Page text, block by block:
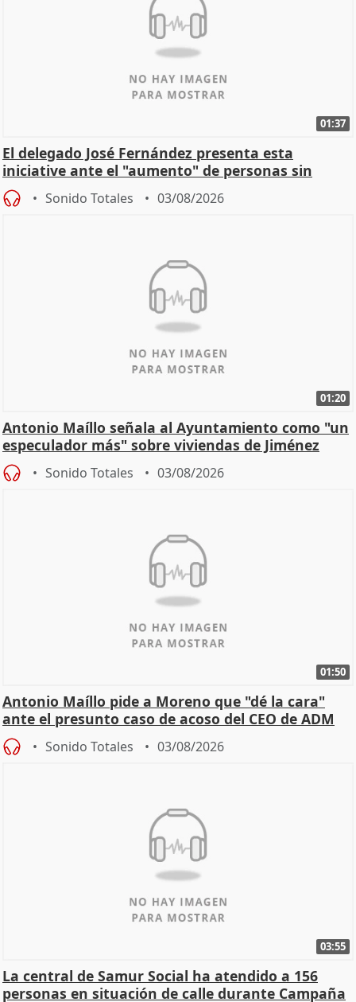
01:37
El delegado José Fernández presenta esta
iniciative ante el "aumento" de personas sin
hogar en Madri
Sonido Totales 03/08/2026
01:20
Antonio Maíllo señala al Ayuntamiento como "un
especulador más" sobre viviendas de Jiménez
Becerril
Sonido Totales 03/08/2026
01:50
Antonio Maíllo pide a Moreno que "dé la cara"
ante el presunto caso de acoso del CEO de ADM
Sonido Totales 03/08/2026
03:55
La central de Samur Social ha atendido a 156
personas en situación de calle durante Campaña